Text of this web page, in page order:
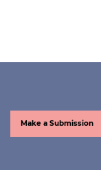
Make a Submission